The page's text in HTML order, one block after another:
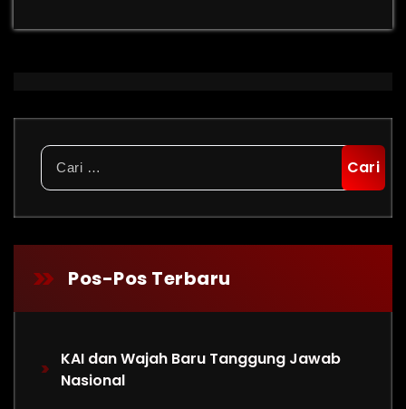
Cari
untuk:
Pos-Pos Terbaru
KAI dan Wajah Baru Tanggung Jawab
Nasional